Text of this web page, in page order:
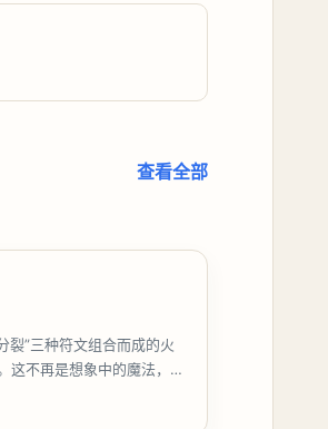
查看全部
裂”三种符文组合而成的火
这不再是想象中的魔法，而